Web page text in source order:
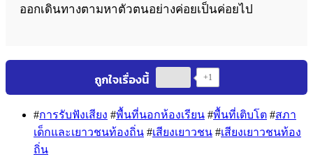
ออกเดินทางตามหาตัวตนอย่างค่อยเป็นค่อยไป
+1
#การรับฟังเสียง #พื้นที่นอกห้องเรียน #พื้นที่เติบโต #สภา
เด็กและเยาวชนท้องถิ่น #เสียงเยาวชน #เสียงเยาวชนท้อง
ถิ่น